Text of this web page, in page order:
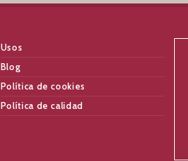
Usos
Blog
Política de cookies
Política de calidad